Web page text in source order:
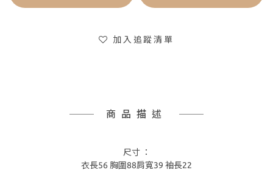
加入追蹤清單
商品描述
尺寸 ：
衣長56 胸圍88肩寬39 袖長22